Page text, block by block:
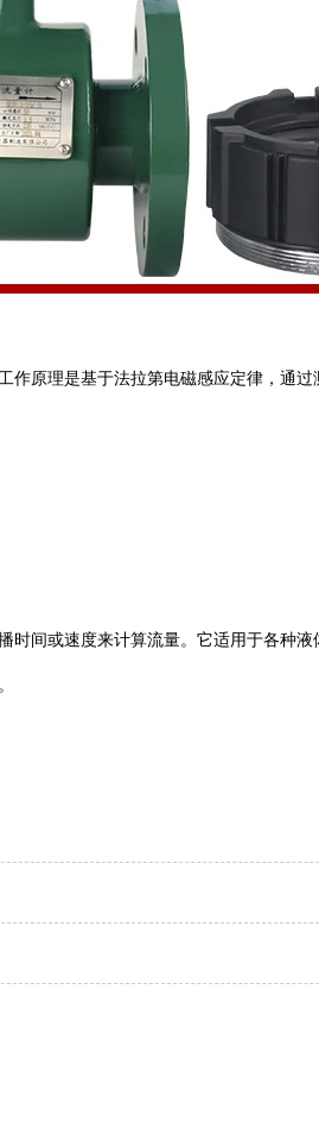
作原理是基于法拉第电磁感应定律，通
间或速度来计算流量。它适用于各种液